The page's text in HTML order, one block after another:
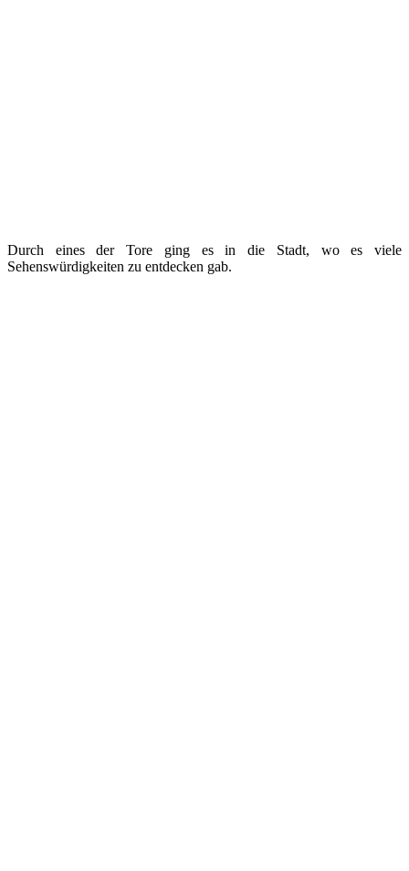
Durch eines der Tore ging es in die Stadt, wo es viele
Sehenswürdigkeiten zu entdecken gab.